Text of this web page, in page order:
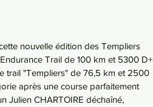
nouvelle édition des Templiers
Trail de 100 km et 5300 D+
trail "Templiers" de 76,5 km et 2500
après une course parfaitement
Julien CHARTOIRE déchaîné,